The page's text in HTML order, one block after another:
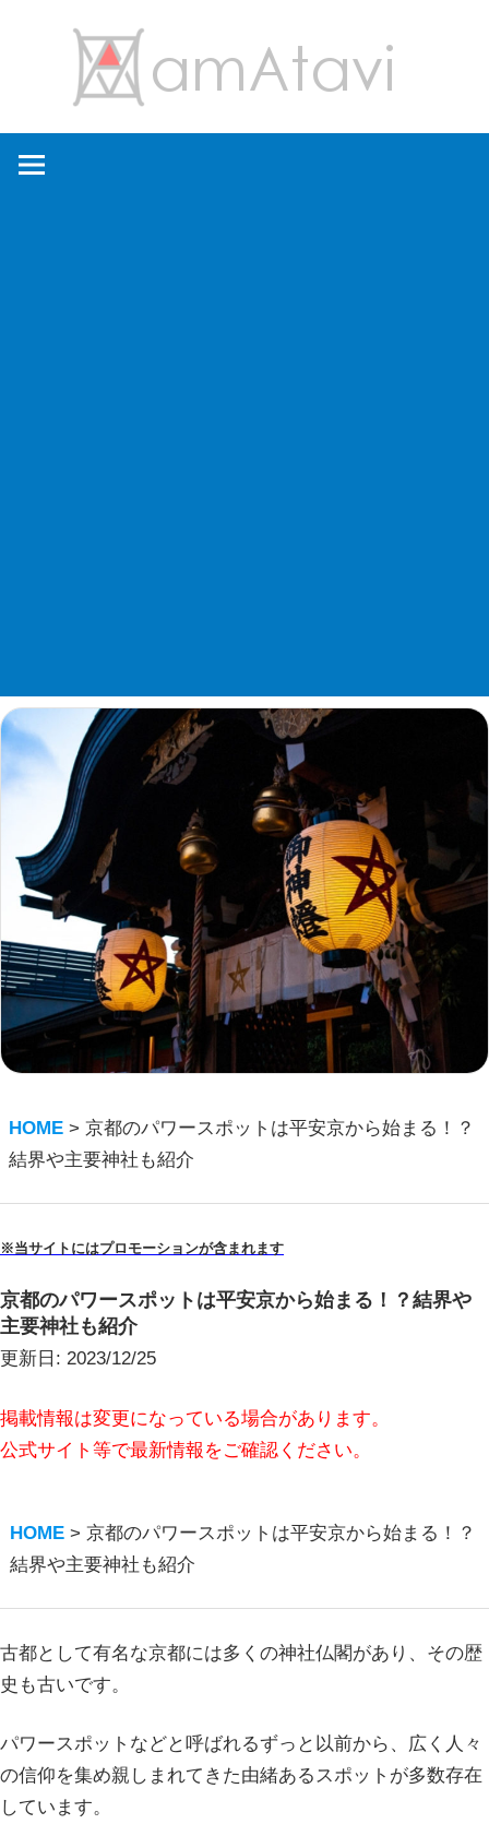
を
HOME >京都のパワースポットは平安京から始まる！？
結界や主要神社も紹介
※当サイトにはプロモーションが含まれます
京都のパワースポットは平安京から始まる！？結界や
主要神社も紹介
更新日: 2023/12/25
掲載情報は変更になっている場合があります。
公式サイト等で最新情報をご確認ください。
HOME> 京都のパワースポットは平安京から始まる！？
結界や主要神社も紹介
古都として有名な京都には多くの神社仏閣があり、その歴
史も古いです。
パワースポットなどと呼ばれるずっと以前から、広く人々
の信仰を集め親しまれてきた由緒あるスポットが多数存在
しています。